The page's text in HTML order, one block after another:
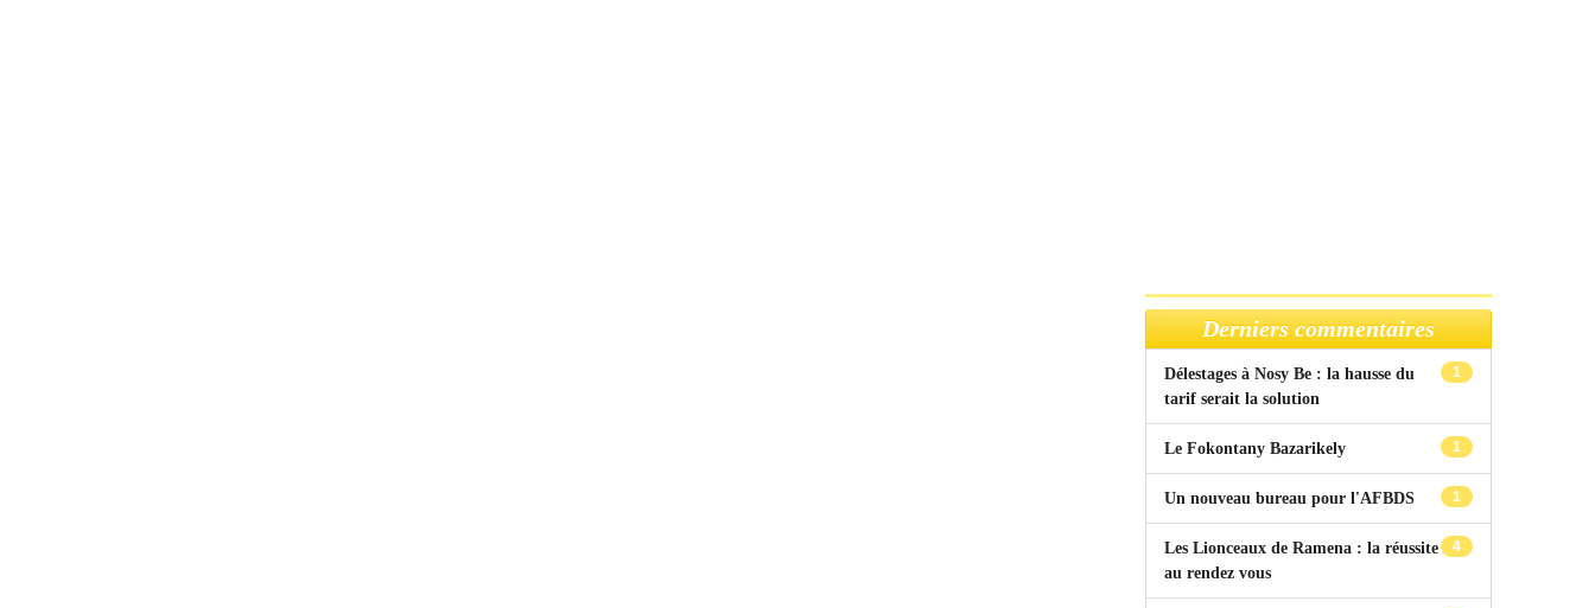
Derniers commentaires
1
Délestages à Nosy Be : la hausse du
tarif serait la solution
1
Le Fokontany Bazarikely
1
Un nouveau bureau pour l'AFBDS
4
Les Lionceaux de Ramena : la réussite
au rendez vous